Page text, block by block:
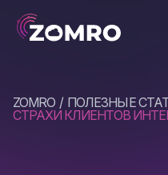
ZOMRO
ПОЛЕЗНЫЕ
СТРАХИ КЛИЕНТОВ